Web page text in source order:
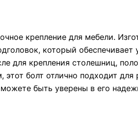
крепление для мебели.
который
для крепления столешниц,
болт отлично подходит
быть уверены в его